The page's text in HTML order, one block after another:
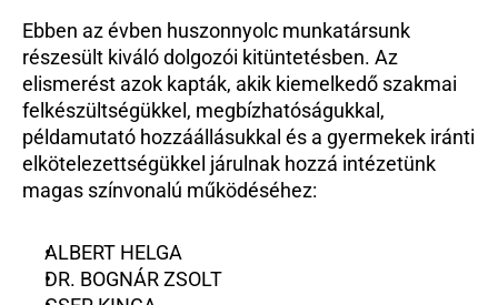
Ebben az évben huszonnyolc munkatársunk
részesült kiváló dolgozói kitüntetésben. Az
elismerést azok kapták, akik kiemelkedő szakmai
felkészültségükkel, megbízhatóságukkal,
példamutató hozzáállásukkal és a gyermekek iránti
elkötelezettségükkel járulnak hozzá intézetünk
magas színvonalú működéséhez:
ALBERT HELGA
DR. BOGNÁR ZSOLT